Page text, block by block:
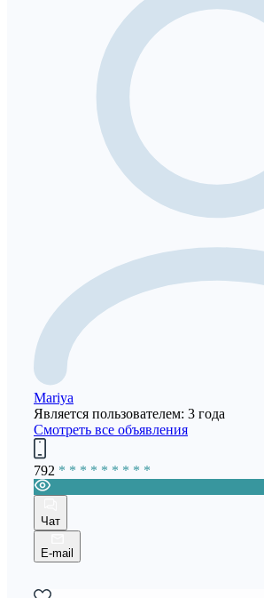
Mariya
Является пользователем: 3 года
Смотреть все объявления
792 * * * * * * * * *
Чат
E-mail